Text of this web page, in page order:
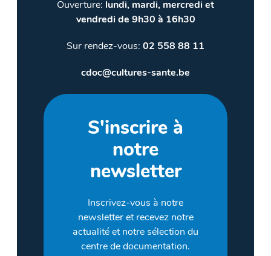
Ouverture: lundi, mardi, mercredi et
vendredi de 9h30 à 16h30
Sur rendez-vous: 02 558 88 11
cdoc@cultures-sante.be
S'inscrire à
notre
newsletter
Inscrivez-vous à notre
newsletter et recevez notre
actualité et notre sélection du
centre de documentation.